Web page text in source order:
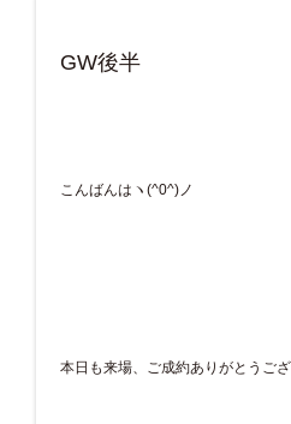
GW後半
こんばんはヽ(^0^)ノ
本日も来場、ご成約ありがとうご